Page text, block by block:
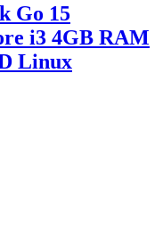
Go 15
i3 4GB RAM
Linux